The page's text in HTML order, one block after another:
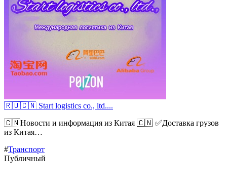
🇷🇺🇨🇳 Start logistics co., ltd....
🇨🇳Новости и информация из Китая 🇨🇳 ✅Доставка грузов
из Китая…
#Транспорт
Публичный